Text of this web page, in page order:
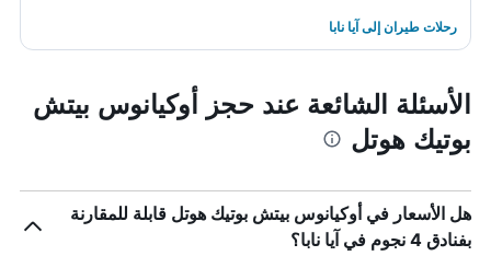
رحلات طيران إلى آيا نابا
الأسئلة الشائعة عند حجز أوكيانوس بيتش
بوتيك هوتل
هل الأسعار في أوكيانوس بيتش بوتيك هوتل قابلة للمقارنة
بفنادق 4 نجوم في آيا نابا؟